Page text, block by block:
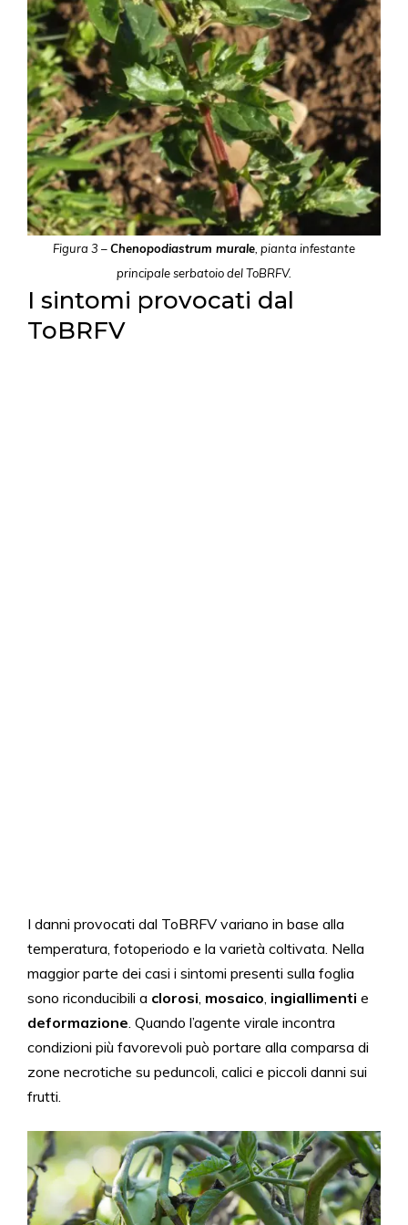
Figura 3 –Chenopodiastrum murale , pianta infestante
principale serbatoio del ToBRFV.
I sintomi provocati dal
ToBRFV
I danni provocati dal ToBRFV variano in base alla
temperatura, fotoperiodo e la varietà coltivata. Nella
maggior parte dei casi i sintomi presenti sulla foglia
sono riconducibili a clorosi mosaico ingiallimenti e
deformazione . Quando l’agente virale incontra
condizioni più favorevoli può portare alla comparsa di
zone necrotiche su peduncoli, calici e piccoli danni sui
frutti.